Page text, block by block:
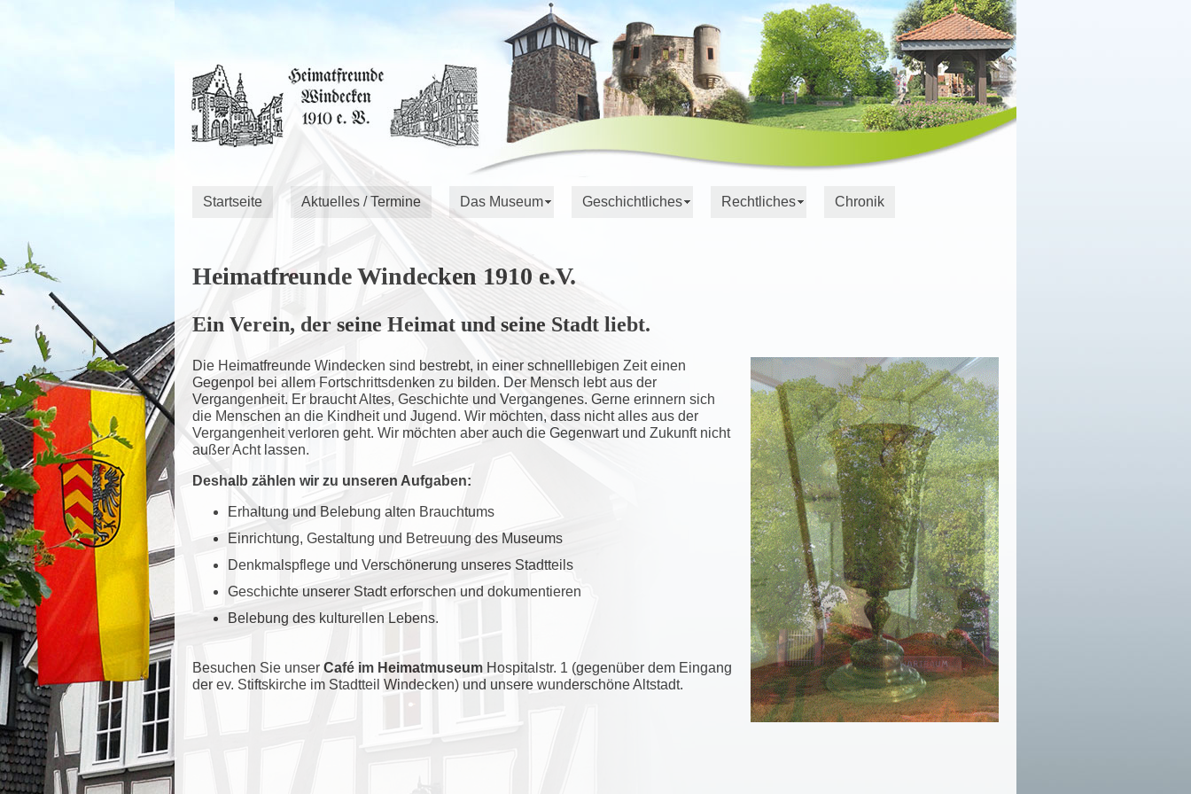
Startseite Aktuelles / Termine Das Museum Geschichtliches Rechtliches Chronik
Heimatfreunde Windecken 1910 e.V.
Ein Verein, der seine Heimat und seine Stadt liebt.
Die Heimatfreunde Windecken sind bestrebt, in einer schnelllebigen Zeit einen
Gegenpol bei allem Fortschrittsdenken zu bilden. Der Mensch lebt aus der
Vergangenheit. Er braucht Altes, Geschichte und Vergangenes. Gerne erinnern sich
die Menschen an die Kindheit und Jugend. Wir möchten, dass nicht alles aus der
Vergangenheit verloren geht. Wir möchten aber auch die Gegenwart und Zukunft nicht
außer Acht lassen.
Deshalb zählen wir zu unseren Aufgaben:
Erhaltung und Belebung alten Brauchtums
Einrichtung, Gestaltung und Betreuung des Museums
Denkmalspflege und Verschönerung unseres Stadtteils
Geschichte unserer Stadt erforschen und dokumentieren
Belebung des kulturellen Lebens.
Besuchen Sie unser Café im Heimatmuseum Hospitalstr. 1 (gegenüber dem Eingang
der ev. Stiftskirche im Stadtteil Windecken) und unsere wunderschöne Altstadt.